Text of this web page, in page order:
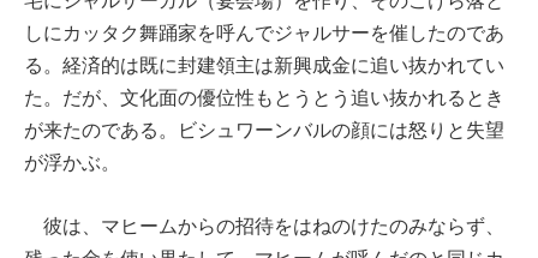
しにカッタク舞踊家を呼んでジャルサーを催したのであ
る。経済的は既に封建領主は新興成金に追い抜かれてい
た。だが、文化面の優位性もとうとう追い抜かれるとき
が来たのである。ビシュワーンバルの顔には怒りと失望
が浮かぶ。
彼は、マヒームからの招待をはねのけたのみならず、